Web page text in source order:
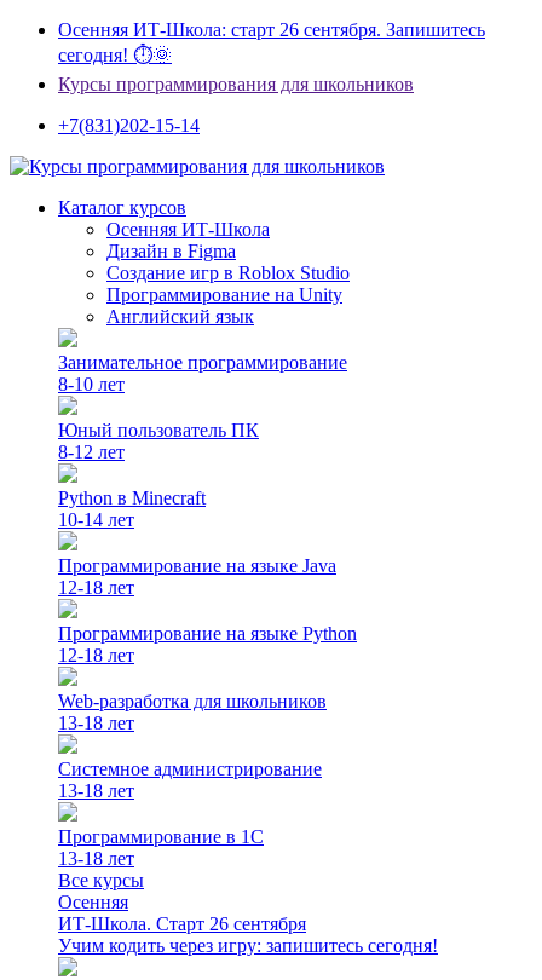
Осенняя ИТ-Школа: старт 26 сентября. Запишитесь
сегодня! ⏱🌞
Курсы программирования для школьников
+7(831)202-15-14
Каталог курсов
Осенняя ИТ-Школа
Дизайн в Figma
Создание игр в Roblox Studio
Программирование на Unity
Английский язык
Занимательное программирование
8-10 лет
Юный пользователь ПК
8-12 лет
Python в Minecraft
10-14 лет
Программирование на языке Java
12-18 лет
Программирование на языке Python
12-18 лет
Web-разработка для школьников
13-18 лет
Системное администрирование
13-18 лет
Программирование в 1С
13-18 лет
Все курсы
Осенняя
ИТ-Школа. Старт 26 сентября
Учим кодить через игру: запишитесь сегодня!